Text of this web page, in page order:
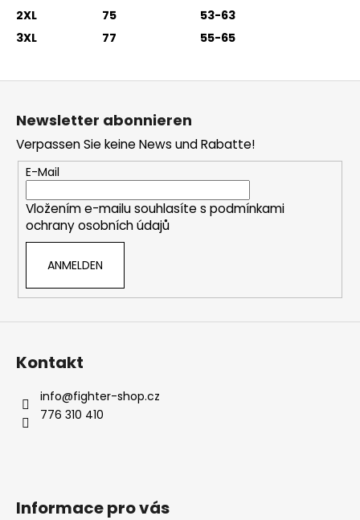
2XL
75
53-63
3XL
77 55-65
F
Newsletter abonnieren
Verpassen Sie keine News und Rabatte!
E-Mail
Vložením e-mailu souhlasíte s podmínkami
ochrany osobních údajů
ANMELDEN
Kontakt
info@fighter-shop.cz
776 310 410
Informace pro vás